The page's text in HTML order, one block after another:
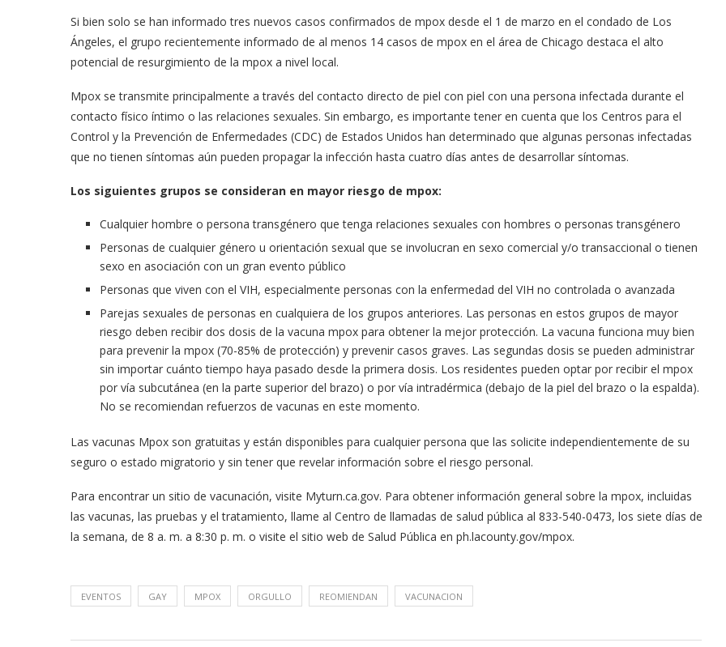
Si bien solo se han informado tres nuevos casos confirmados de mpox desde el 1 de marzo en el condado de Los
Ángeles, el grupo recientemente informado de al menos 14 casos de mpox en el área de Chicago destaca el alto
potencial de resurgimiento de la mpox a nivel local.
Mpox se transmite principalmente a través del contacto directo de piel con piel con una persona infectada durante el
contacto físico íntimo o las relaciones sexuales. Sin embargo, es importante tener en cuenta que los Centros para el
Control y la Prevención de Enfermedades (CDC) de Estados Unidos han determinado que algunas personas infectadas
que no tienen síntomas aún pueden propagar la infección hasta cuatro días antes de desarrollar síntomas.
Los siguientes grupos se consideran en mayor riesgo de mpox:
Cualquier hombre o persona transgénero que tenga relaciones sexuales con hombres o personas transgénero
Personas de cualquier género u orientación sexual que se involucran en sexo comercial y/o transaccional o tienen
sexo en asociación con un gran evento público
Personas que viven con el VIH, especialmente personas con la enfermedad del VIH no controlada o avanzada
Parejas sexuales de personas en cualquiera de los grupos anteriores. Las personas en estos grupos de mayor
riesgo deben recibir dos dosis de la vacuna mpox para obtener la mejor protección. La vacuna funciona muy bien
para prevenir la mpox (70-85% de protección) y prevenir casos graves. Las segundas dosis se pueden administrar
sin importar cuánto tiempo haya pasado desde la primera dosis. Los residentes pueden optar por recibir el mpox
por vía subcutánea (en la parte superior del brazo) o por vía intradérmica (debajo de la piel del brazo o la espalda).
No se recomiendan refuerzos de vacunas en este momento.
Las vacunas Mpox son gratuitas y están disponibles para cualquier persona que las solicite independientemente de su
seguro o estado migratorio y sin tener que revelar información sobre el riesgo personal.
Para encontrar un sitio de vacunación, visite Myturn.ca.gov. Para obtener información general sobre la mpox, incluidas
las vacunas, las pruebas y el tratamiento, llame al Centro de llamadas de salud pública al 833-540-0473, los siete días de
la semana, de 8 a. m. a 8:30 p. m. o visite el sitio web de Salud Pública en ph.lacounty.gov/mpox.
EVENTOS GAY MPOX ORGULLO REOMIENDAN VACUNACION
imágenes de ‘Velvet
Fabiola Guajardo e Iván Arana recorren
alfombra roja...
02/09/2025
Cuchicheos del Latin Grammy 2024
11/20/2024